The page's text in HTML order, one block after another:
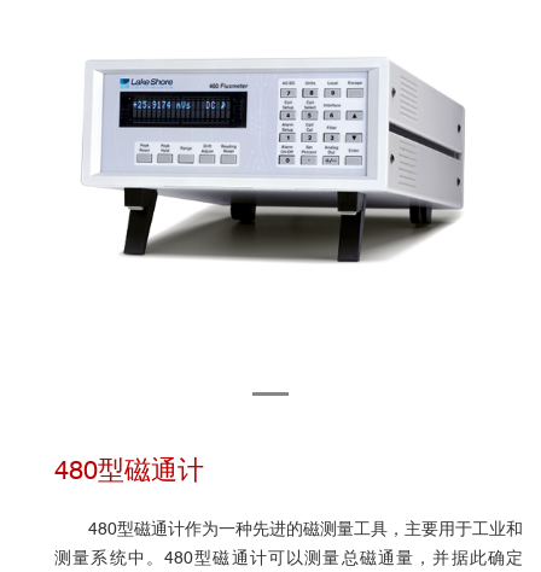
480型磁通计
480型磁通计作为一种先进的磁测量工具，主要用于工业和
测量系统中。 480型磁通计可以测量总磁通量，并据此确定